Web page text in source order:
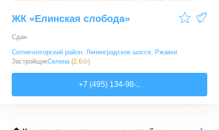
ЖК «Елинская слобода»
Сдан
Солнечногорский район, Ленинградское шоссе, Ржавки
ЗастройщикСелена (2,6 )
+7 (495) 134-98-..